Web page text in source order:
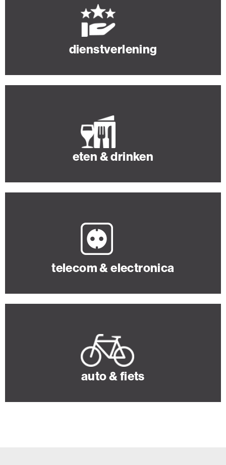
dienstverlening
eten & drinken
telecom & electronica
auto & fiets